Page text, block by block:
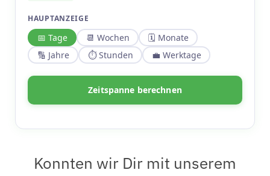
HAUPTANZEIGE
📅 Tage 📆 Wochen
🗓 Monate
🔢 Jahre
⏱ Stunden 💼 Werktage
Zeitspanne berechnen
Konnten wir Dir mit unserem